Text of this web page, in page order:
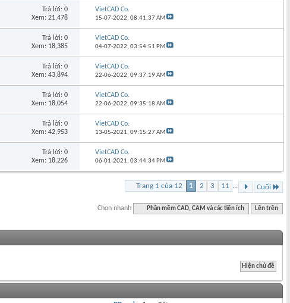
Trả lời: 0
Xem: 21,478
VietCAD Co.
15-07-2022,08:41:37 AM
Trả lời: 0
Xem: 18,385
VietCAD Co.
04-07-2022,03:54:51 PM
Trả lời: 0
Xem: 43,894
VietCAD Co.
22-06-2022,09:37:19 AM
Trả lời: 0
Xem: 18,054
VietCAD Co.
22-06-2022,09:35:18 AM
Trả lời: 0
Xem: 42,953
VietCAD Co.
13-05-2021,09:15:27 AM
Trả lời: 0
Xem: 18,226
VietCAD Co.
06-01-2021,03:44:34 PM
Trang 1 của 12 1 2 3 11 ... Cuối
Chọn nhanh Phần mềm CAD, CAM và các tiện ích Lên trên